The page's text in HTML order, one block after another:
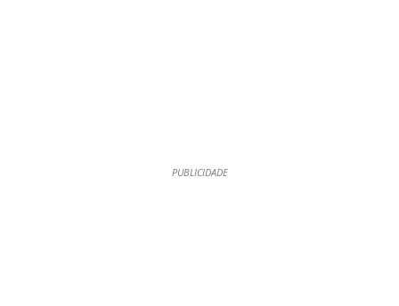
PUBLICIDADE